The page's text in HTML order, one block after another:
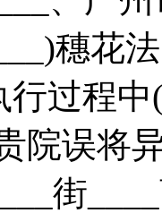
穗花
过程
院误将
街